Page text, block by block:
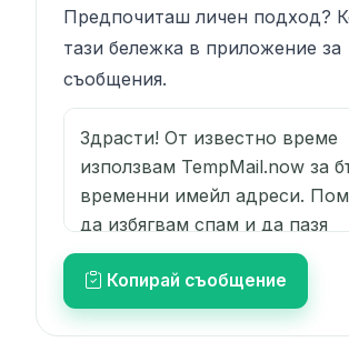
Предпочиташ личен подход?
тази бележка в приложение за
съобщения.
Копирай съобщение